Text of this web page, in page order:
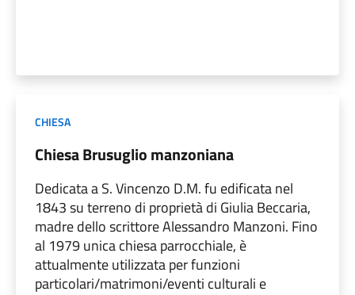
CHIESA
Chiesa Brusuglio manzoniana
Dedicata a S. Vincenzo D.M. fu edificata nel
1843 su terreno di proprietà di Giulia Beccaria,
madre dello scrittore Alessandro Manzoni. Fino
al 1979 unica chiesa parrocchiale, è
attualmente utilizzata per funzioni
particolari/matrimoni/eventi culturali e